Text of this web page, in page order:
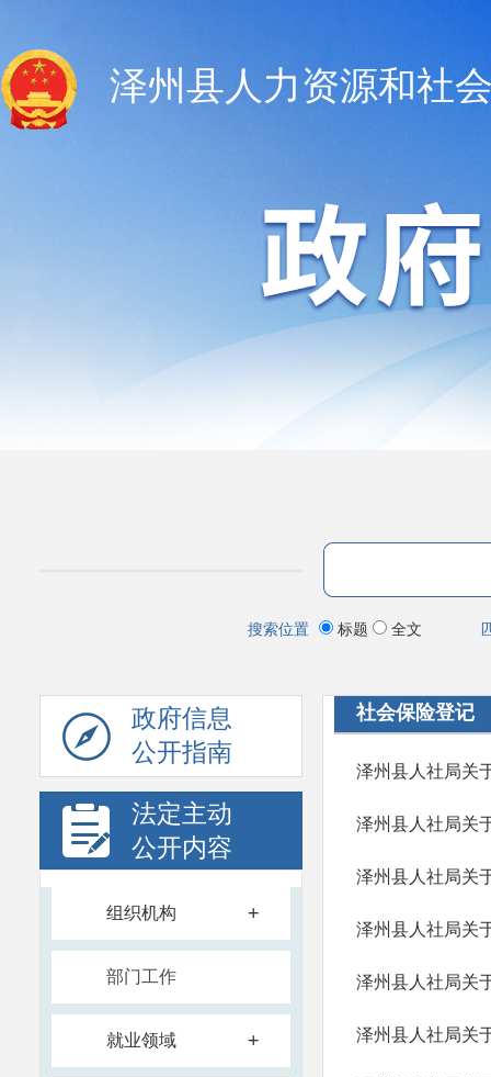
泽州县人力资源和社
搜索位置 标题 全文
政府信息
公开指南
法定主动
公开内容
组织机构 +
部门工作
就业领域 +
社会保险登记
泽州县人社局关
泽州县人社局关
泽州县人社局关
泽州县人社局关
泽州县人社局关
泽州县人社局关